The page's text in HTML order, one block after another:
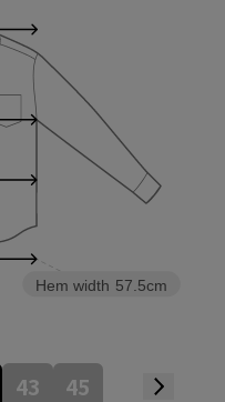
Hem width 57.5cm
43 45